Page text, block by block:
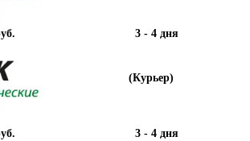
3 - 4 дня
(Курьер)
3 - 4 дня